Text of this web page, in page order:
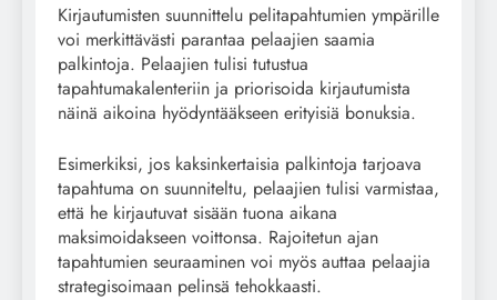
Kirjautumisten suunnittelu pelitapahtumien ympärille
voi merkittävästi parantaa pelaajien saamia
palkintoja. Pelaajien tulisi tutustua
tapahtumakalenteriin ja priorisoida kirjautumista
näinä aikoina hyödyntääkseen erityisiä bonuksia.
Esimerkiksi, jos kaksinkertaisia palkintoja tarjoava
tapahtuma on suunniteltu, pelaajien tulisi varmistaa,
että he kirjautuvat sisään tuona aikana
maksimoidakseen voittonsa. Rajoitetun ajan
tapahtumien seuraaminen voi myös auttaa pelaajia
strategisoimaan pelinsä tehokkaasti.